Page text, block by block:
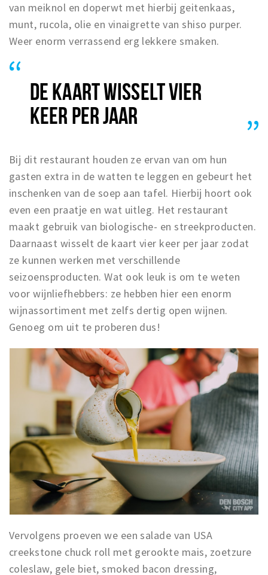
van meiknol en doperwt met hierbij geitenkaas,
munt, rucola, olie en vinaigrette van shiso purper.
Weer enorm verrassend erg lekkere smaken.
DE KAART WISSELT VIER
KEER PER JAAR
Bij dit restaurant houden ze ervan van om hun
gasten extra in de watten te leggen en gebeurt het
inschenken van de soep aan tafel. Hierbij hoort ook
even een praatje en wat uitleg. Het restaurant
maakt gebruik van biologische- en streekproducten.
Daarnaast wisselt de kaart vier keer per jaar zodat
ze kunnen werken met verschillende
seizoensproducten. Wat ook leuk is om te weten
voor wijnliefhebbers: ze hebben hier een enorm
wijnassortiment met zelfs dertig open wijnen.
Genoeg om uit te proberen dus!
Vervolgens proeven we een salade van USA
creekstone chuck roll met gerookte mais, zoetzure
coleslaw, gele biet, smoked bacon dressing,